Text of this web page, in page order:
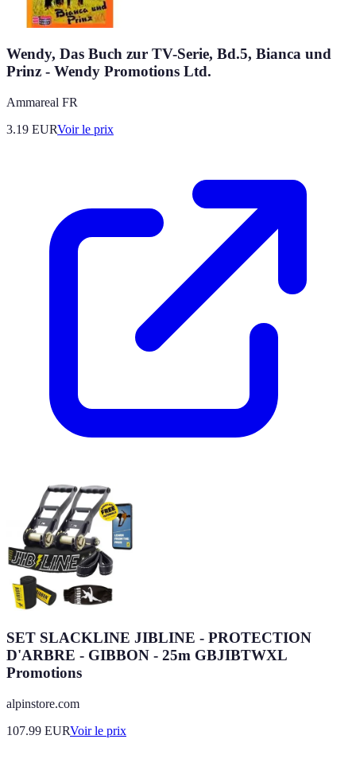
Wendy, Das Buch zur TV-Serie, Bd.5, Bianca und
Prinz - Wendy Promotions Ltd.
Ammareal FR
3.19 EURVoir le prix
SET SLACKLINE JIBLINE - PROTECTION
D'ARBRE - GIBBON - 25m GBJIBTWXL
Promotions
alpinstore.com
107.99 EURVoir le prix